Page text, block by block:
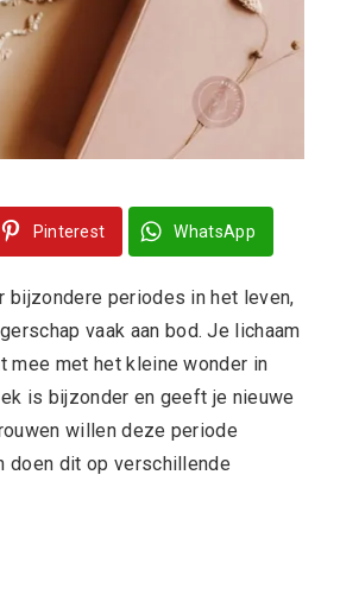
Pinterest WhatsApp
bijzondere periodes in het leven,
vaak aan bod. Je lichaam
mee met het kleine wonder in
is bijzonder en geeft je nieuwe
willen deze periode
doen dit op verschillende